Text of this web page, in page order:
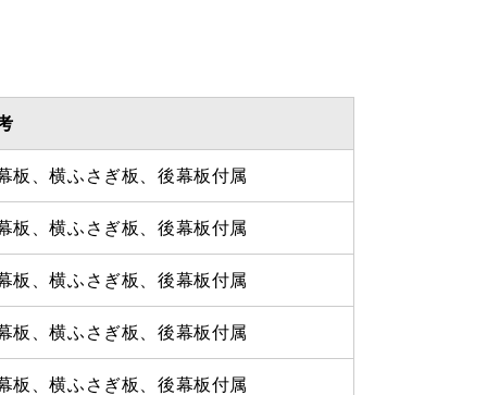
板、横ふさぎ板、後幕板付属
板、横ふさぎ板、後幕板付属
板、横ふさぎ板、後幕板付属
板、横ふさぎ板、後幕板付属
板、横ふさぎ板、後幕板付属